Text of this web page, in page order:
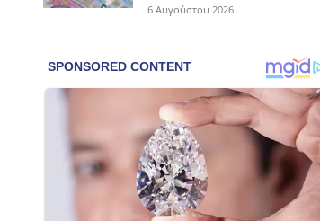
6 Αυγούστου 2026